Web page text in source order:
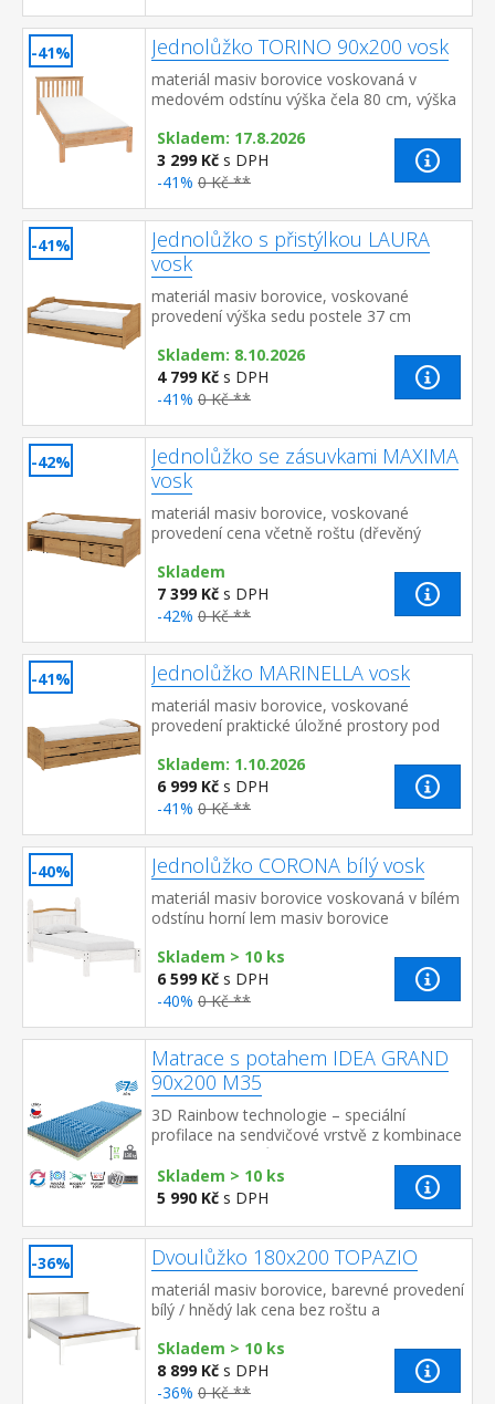
-41% Jednolůžko TORINO 90x200 vosk
materiál masiv borovice voskovaná v
medovém odstínu výška čela 80 cm, výška
matrace minimální doporučená výška ...
Skladem: 17.8.2026
3 299 Kč s DPH
-41% 0 Kč **
-41%
Jednolůžko s přistýlkou LAURA
vosk
materiál masiv borovice, voskované
provedení výška sedu postele 37 cm
nejsou v ceně výsuv možno využít...
Skladem: 8.10.2026
4 799 Kč s DPH
-41% 0 Kč **
-42%
Jednolůžko se zásuvkami MAXIMA
vosk
materiál masiv borovice, voskované
provedení cena včetně roštu (dřevěný
rozměr matrace 90 × 2...
Skladem
7 399 Kč s DPH
-42% 0 Kč **
-41% Jednolůžko MARINELLA vosk
materiál masiv borovice, voskované
provedení praktické úložné prostory pod
(dřevěný laťkový), m...
Skladem: 1.10.2026
6 999 Kč s DPH
-41% 0 Kč **
-40% Jednolůžko CORONA bílý vosk
materiál masiv borovice voskovaná v bílém
odstínu horní lem masiv borovice
roštu a matrace doporuč...
Skladem > 10 ks
6 599 Kč s DPH
-40% 0 Kč **
Matrace s potahem IDEA GRAND
90x200 M35
3D Rainbow technologie – speciální
profilace na sendvičové vrstvě z kombinace
Flexifoam pěn různých vlastností a tuhostí,
která zajišťuje komfort...
Skladem > 10 ks
5 990 Kč s DPH
-36% Dvoulůžko 180x200 TOPAZIO
materiál masiv borovice, barevné provedení
bílý / hnědý lak cena bez roštu a
200 cm nebo 2 kusy 90 ×...
Skladem > 10 ks
8 899 Kč s DPH
-36% 0 Kč **